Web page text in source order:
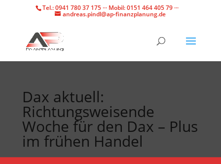
Tel.: 0941 780 37 175 ··· Mobil: 0151 464 405 79 ···
andreas.pindl@ap-finanzplanung.de
Dax aktuell:
Richtungsweisende
Woche für den Dax – Plus
im frühen Handel